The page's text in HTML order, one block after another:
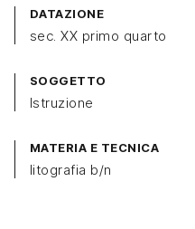
DATAZIONE
sec. XX primo quarto
SOGGETTO
Istruzione
MATERIA E TECNICA
litografia b/n